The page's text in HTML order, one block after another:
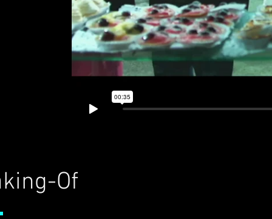
Of